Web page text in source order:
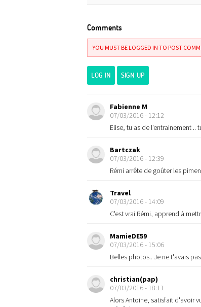
Comments
YOU MUST BE LOGGED IN TO POST
LOG IN SIGN UP
Fabienne M
07/03/2016 - 12:12
Elise, tu as de l'entrainement ..
Bartczak
07/03/2016 - 12:39
Rémi arrête de goûter les
Travel
07/03/2016 - 14:09
C'est vrai Rémi, apprend à
MamieDE59
07/03/2016 - 15:06
Belles photos.. Je ne t'avais
christian(pap)
07/03/2016 - 18:11
Alors Antoine, satisfait d'avoir